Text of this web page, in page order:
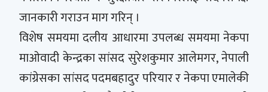
जानकारी गराउन माग गरिन् ।
विशेष समयमा दलीय आधारमा उपलब्ध समयमा नेकपा
माओवादी केन्द्रका सांसद सुरेशकुमार आलेमगर, नेपाली
कांग्रेसका सांसद पदमबहादुर परियार र नेकपा एमालेकी